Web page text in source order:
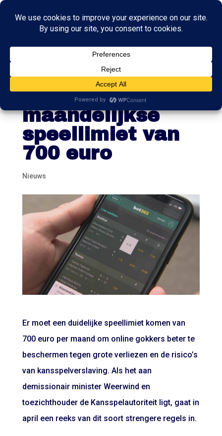
Nieuwe regels
online gokken:
maandelijkse
speellimiet van
700 euro
Nieuws
Er moet een duidelijke speellimiet komen van
700 euro per maand om online gokkers beter te
beschermen tegen grote verliezen en de risico’s
van kansspelverslaving. Als het aan
demissionair minister Weerwind en
toezichthouder de Kansspelautoriteit ligt, gaat in
april een reeks van dit soort strengere regels in.